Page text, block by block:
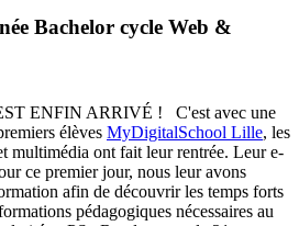
Bachelor cycle Web &
ENFIN ARRIVÉ ! C'est avec une
élèves MyDigitalSchool Lille, les
multimédia ont fait leur rentrée. Leur e-
ce premier jour, nous leur avons
afin de découvrir les temps forts
pédagogiques nécessaires au